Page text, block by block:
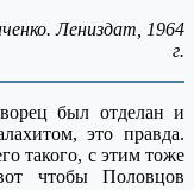
Лениздат, 1964
г.
был отделан и
это правда.
такого, с этим тоже
чтобы Половцов